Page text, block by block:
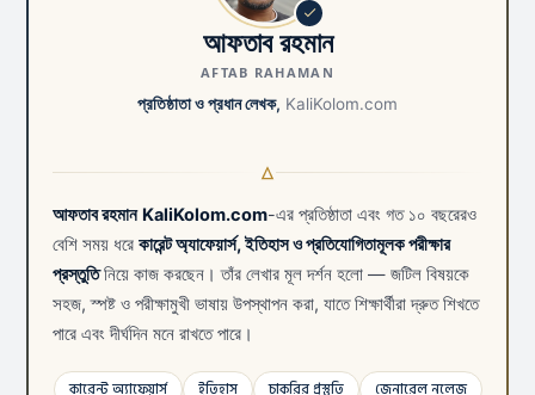
আফতাব রহমান
AFTAB RAHAMAN
প্রতিষ্ঠাতা ও প্রধান লেখক, KaliKolom.com
আফতাব রহমান KaliKolom.com-এর প্রতিষ্ঠাতা এবং গত ১০ বছরেরও
বেশি সময় ধরে কারেন্ট অ্যাফেয়ার্স, ইতিহাস ও প্রতিযোগিতামূলক পরীক্ষার
প্রস্তুতিনিয়ে কাজ করছেন। তাঁর লেখার মূল দর্শন হলো — জটিল বিষয়কে
সহজ, স্পষ্ট ও পরীক্ষামুখী ভাষায় উপস্থাপন করা, যাতে শিক্ষার্থীরা দ্রুত শিখতে
পারে এবং দীর্ঘদিন মনে রাখতে পারে।
কারেন্ট অ্যাফেয়ার্স ইতিহাস চাকরির প্রস্তুতি জেনারেল নলেজ